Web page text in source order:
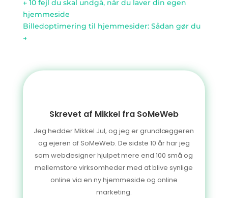
← 10 fejl du skal undgå, når du laver din egen
hjemmeside
Billedoptimering til hjemmesider: Sådan gør du
→
Skrevet af Mikkel fra SoMeWeb
Jeg hedder Mikkel Jul, og jeg er grundlæggeren
og ejeren af SoMeWeb. De sidste 10 år har jeg
som webdesigner hjulpet mere end 100 små og
mellemstore virksomheder med at blive synlige
online via en ny hjemmeside og online
marketing.